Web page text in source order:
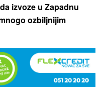
izvoze u Zapadnu
ozbiljnijim